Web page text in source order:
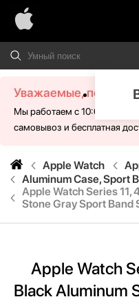
Уважаемые,
Мы работаем с 10:00 - 21:00
самовывоз и бесплатная
Apple Watch
Aluminum Case, Sport
Apple Watch Series 11,
Stone Gray Sport Band
Apple Watch
Black Aluminum